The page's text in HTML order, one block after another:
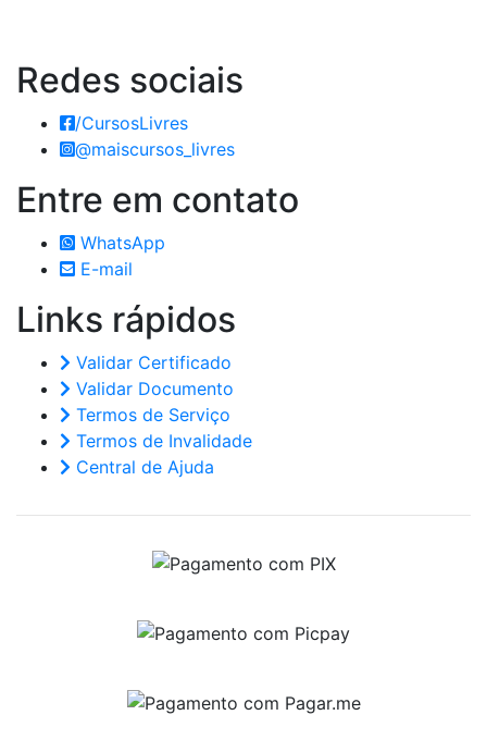
Redes sociais
/CursosLivres
@maiscursos_livres
Entre em contato
WhatsApp
E-mail
Links rápidos
Validar Certificado
Validar Documento
Termos de Serviço
Termos de Invalidade
Central de Ajuda